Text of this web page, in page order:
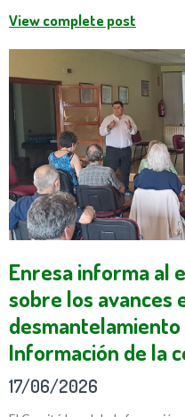
View complete post
Enresa informa al
sobre los avances
desmantelamiento
Información de la
17/06/2026